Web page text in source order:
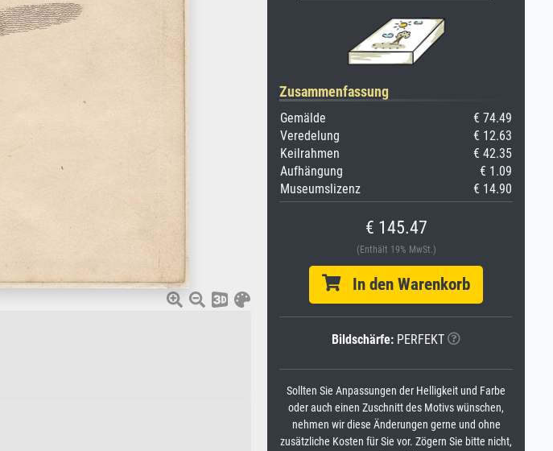
Zusammenfassung
Gemälde
€ 74.49
Veredelung
€ 12.63
Keilrahmen
€ 42.35
Aufhängung
€ 1.09
Museumslizenz
€ 14.90
€ 145.47
(Enthält 19% MwSt.)
In den Warenkorb
Bildschärfe: PERFEKT
Sollten Sie Anpassungen der Helligkeit und Farbe
oder auch einen Zuschnitt des Motivs wünschen,
nehmen wir diese Änderungen gerne und ohne
zusätzliche Kosten für Sie vor. Zögern Sie bitte nicht,